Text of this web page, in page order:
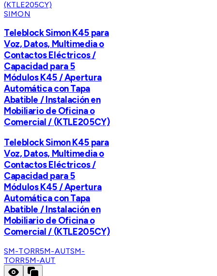
SIMON
Teleblock Simon K45 para
Voz, Datos, Multimedia o
Contactos Eléctricos /
Capacidad para 5
Módulos K45 / Apertura
Automática con Tapa
Abatible / Instalación en
Mobiliario de Oficina o
Comercial / (KTLE205CY)
Teleblock Simon K45 para
Voz, Datos, Multimedia o
Contactos Eléctricos /
Capacidad para 5
Módulos K45 / Apertura
Automática con Tapa
Abatible / Instalación en
Mobiliario de Oficina o
Comercial / (KTLE205CY)
SM-TORR5M-AUTSM-
TORR5M-AUT